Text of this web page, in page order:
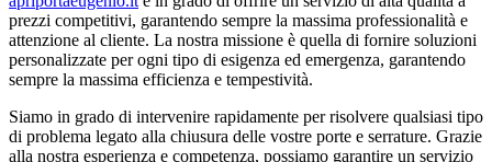
prezzi competitivi, garantendo sempre la massima professionalità e
attenzione al cliente. La nostra missione è quella di fornire soluzioni
personalizzate per ogni tipo di esigenza ed emergenza, garantendo
sempre la massima efficienza e tempestività.
Siamo in grado di intervenire rapidamente per risolvere qualsiasi tipo
di problema legato alla chiusura delle vostre porte e serrature. Grazie
alla nostra esperienza e competenza, possiamo garantire un servizio